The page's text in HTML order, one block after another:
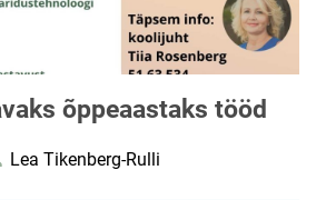
õppeaastaks tööd
Lea Tikenberg-Rulli